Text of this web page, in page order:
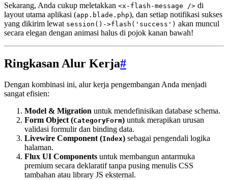
Sekarang, Anda cukup meletakkan <x-flash-message /> di
layout utama aplikasi (app.blade.php), dan setiap notifikasi sukses
yang dikirim lewat session()->flash('success') akan muncul
secara elegan dengan animasi halus di pojok kanan bawah!
Ringkasan Alur Kerja#
Dengan kombinasi ini, alur kerja pengembangan Anda menjadi
sangat efisien:
Model & Migration untuk mendefinisikan database schema.
Form Object (CategoryForm) untuk merapikan urusan
validasi formulir dan binding data.
Livewire Component (Index) sebagai pengendali logika
halaman.
Flux UI Components untuk membangun antarmuka
premium secara deklaratif tanpa pusing menulis CSS
tambahan atau library JS eksternal.